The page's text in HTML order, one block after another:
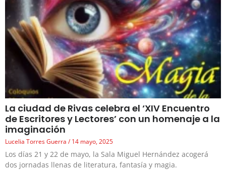
La ciudad de Rivas celebra el ‘XIV Encuentro
de Escritores y Lectores’ con un homenaje a la
imaginación
Lucelia Torres Guerra 14 mayo, 2025
Los días 21 y 22 de mayo, la Sala Miguel Hernández acogerá
dos jornadas llenas de literatura, fantasía y magia.